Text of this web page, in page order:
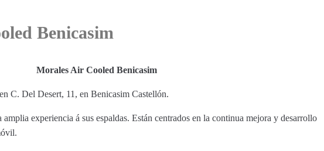
Benicasim
Morales Air Cooled Benicasim
C. Del Desert, 11, en Benicasim Castellón.
experiencia á sus espaldas. Están centrados en la continua mejora y desarrollo